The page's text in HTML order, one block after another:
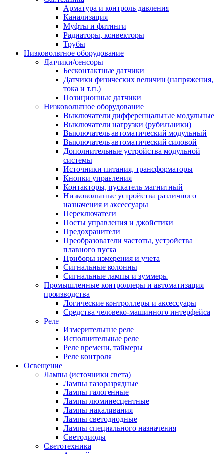
Арматура и контроль давления
Канализация
Муфты и фитинги
Радиаторы, конвекторы
Трубы
Низковольтное оборудование
Датчики/сенсоры
Бесконтактные датчики
Датчики физических величин (напряжения,
тока и т.п.)
Позиционные датчики
Низковольтное оборудование
Выключатели дифференцальные модульные
Выключатели нагрузки (рубильники)
Выключатель автоматический модульный
Выключатель автоматический силовой
Дополнительные устройства модульной
системы
Источники питания, трансформаторы
Кнопки управления
Контакторы, пускатель магнитный
Низковольтные устройства различного
назначения и аксессуары
Переключатели
Посты управления и джойстики
Предохранители
Преобразователи частоты, устройства
плавного пуска
Приборы измерения и учета
Сигнальные колонны
Сигнальные лампы и зуммеры
Промышленные контроллеры и автоматизация
производства
Логические контроллеры и аксессуары
Средства человеко-машинного интерфейса
Реле
Измерительные реле
Исполнительные реле
Реле времени, таймеры
Реле контроля
Освещение
Лампы (источники света)
Лампы газоразрядные
Лампы галогенные
Лампы люминесцентные
Лампы накаливания
Лампы светодиодные
Лампы специального назначения
Светодиоды
Светотехника